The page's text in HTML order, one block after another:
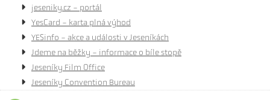
jeseniky.cz - portál
YesCard - karta plná výhod
YESinfo - akce a události v Jeseníkách
Jdeme na běžky - informace o bíle stopě
Jeseníky Film Office
Jeseníky Convention Bureau